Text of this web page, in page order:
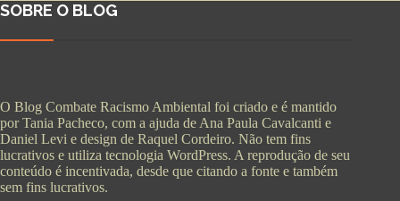
SOBRE O BLOG
O Blog Combate Racismo Ambiental foi criado e é mantido
por Tania Pacheco, com a ajuda de Ana Paula Cavalcanti e
Daniel Levi e design de Raquel Cordeiro. Não tem fins
lucrativos e utiliza tecnologia WordPress. A reprodução de seu
conteúdo é incentivada, desde que citando a fonte e também
sem fins lucrativos.